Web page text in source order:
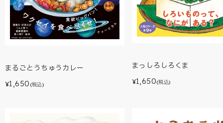
まるごとうちゅうカレー
¥1,650 (税込)
まっしろしろくま
¥1,650(税込)